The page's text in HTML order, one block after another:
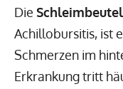
Die
Achillobursitis, ist
Schmerzen im
Erkrankung tritt